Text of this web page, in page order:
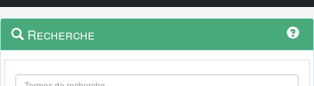
Navigation
outils
Menu
contextuel
Recherche